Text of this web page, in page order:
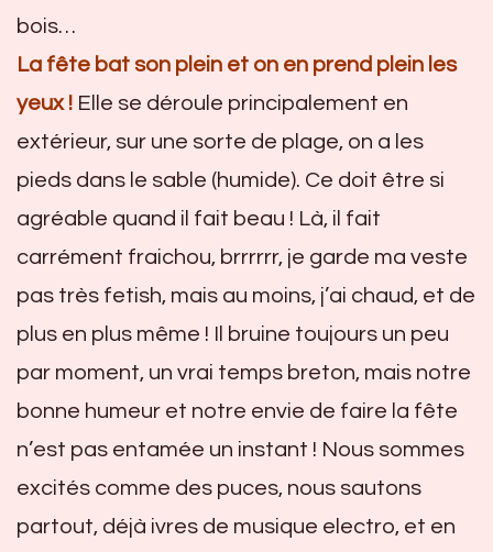
bois…
La fête bat son plein et on en prend plein les
yeux ! Elle se déroule principalement en
extérieur, sur une sorte de plage, on a les
pieds dans le sable (humide). Ce doit être si
agréable quand il fait beau ! Là, il fait
carrément fraichou, brrrrrr, je garde ma veste
pas très fetish, mais au moins, j’ai chaud, et de
plus en plus même ! Il bruine toujours un peu
par moment, un vrai temps breton, mais notre
bonne humeur et notre envie de faire la fête
n’est pas entamée un instant ! Nous sommes
excités comme des puces, nous sautons
partout, déjà ivres de musique electro, et en